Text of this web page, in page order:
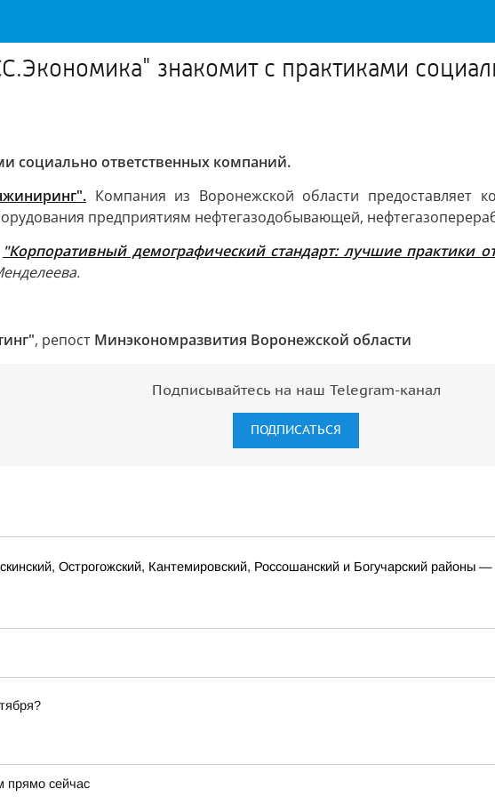
знакомит с практиками
социально ответственных компаний.
Компания из Воронежской области предоставляет
предприятиям нефтегазодобывающей,
"Корпоративный демографический стандарт: лучшие практики
, репост Минэкономразвития Воронежской области
Подписывайтесь на наш Telegram-канал
ПОДПИСАТЬСЯ
Острогожский, Кантемировский, Россошанский и Богучарский районы
прямо сейчас